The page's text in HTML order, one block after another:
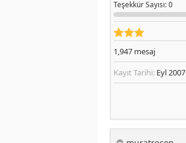
TeşekkürSayısı: 0
1,947 mesaj
Kayıt Tarihi: Eyl 2007